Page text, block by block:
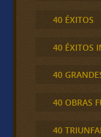
40 ÉXITOS
40 ÉXITOS
40
40 OBRAS
40